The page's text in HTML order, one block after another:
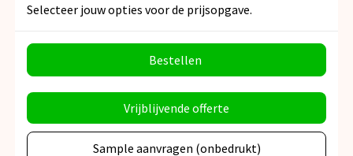
Selecteer jouw opties voor de prijsopgave.
Bestellen
Vrijblijvende offerte
Sample aanvragen (onbedrukt)